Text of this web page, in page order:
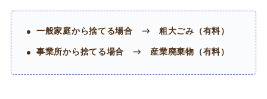
一般家庭から捨てる場合 → 粗大ごみ（有料）
事業所から捨てる場合 → 産業廃棄物（有料）